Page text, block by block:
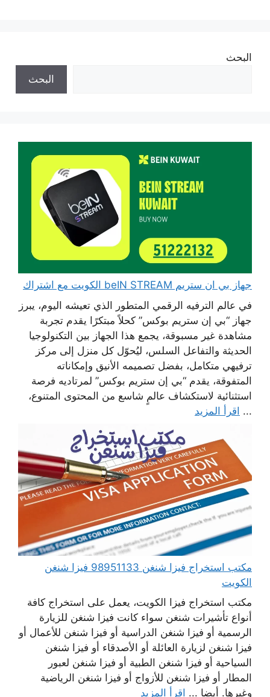
البحث
البحث
جهاز بي ان ستريم beIN STREAM الكويت مع اشتراك
في عالم الترفيه الرقمي المتطور الذي تعيشه اليوم، يبرز
جهاز “بي إن ستريم بوكس” كحلاً مبتكرًا يقدم تجربة
مشاهدة غير مسبوقة، يجمع هذا الجهاز بين التكنولوجيا
الحديثة والتفاعل السلس، ليُحوّل كل منزل إلى مركز
ترفيهي متكامل، بفضل تصميمه الأنيق وإمكاناته
المتفوقة، يقدم “بي إن ستريم بوكس” لمرتاديه فرصة
استثنائية لاستكشاف عالمٍ شاسع من المحتوى المتنوع،
... اقرأ المزيد
مكتب استخراج فيزا شنغن 98951133 فيزا شنغن
الكويت
مكتب استخراج فيزا الكويت، يعمل على استخراج كافة
أنواع تأشيرات شنغن سواء كانت فيزا شنغن للزيارة
الرسمية أو فيزا شنغن الدراسية أو فيزا شنغن للأعمال أو
فيزا شنغن لزيارة العائلة أو الأصدقاء أو فيزا شنغن
السياحية أو فيزا شنغن الطبية أو فيزا شنغن لعبور
المطار أو فيزا شنغن للأزواج أو فيزا شنغن الرياضية
وغيرها. أيضا ... اقرأ المزيد